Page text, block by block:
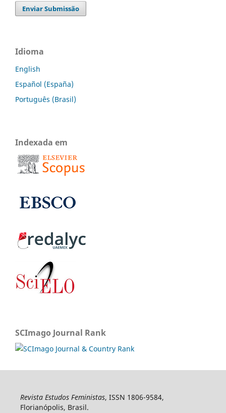
Enviar Submissão
Idioma
English
Español (España)
Português (Brasil)
Indexada em
SCImago Journal Rank
Revista Estudos Feministas, ISSN 1806-9584,
Florianópolis, Brasil.